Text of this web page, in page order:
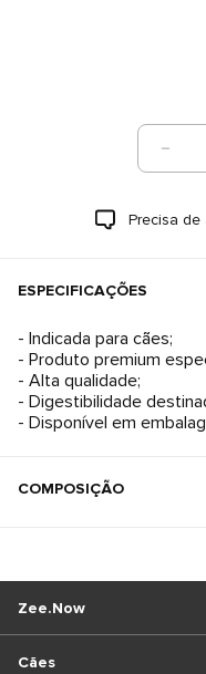
Precisa de
ESPECIFICAÇÕES
- Indicada para cães;
- Produto premium
- Alta qualidade;
- Digestibilidade
- Disponível em
COMPOSIÇÃO
Cães
Zee.Now